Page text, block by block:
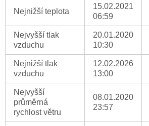
Nejnižší teplota
15.02.2021
06:59
Nejvyšší tlak
vzduchu
20.01.2020
10:30
Nejnižší tlak
vzduchu
12.02.2026
13:00
Nejvyšší
průměrná
rychlost větru
08.01.2020
23:57